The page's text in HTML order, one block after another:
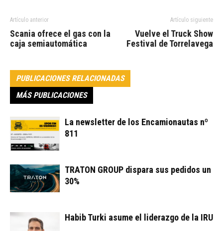
Artículo anterior
Scania ofrece el gas con la
caja semiautomática
Artículo siguiente
Vuelve el Truck Show
Festival de Torrelavega
PUBLICACIONES RELACIONADAS
MÁS PUBLICACIONES
La newsletter de los Encamionautas nº
811
TRATON GROUP dispara sus pedidos un
30%
Habib Turki asume el liderazgo de la IRU